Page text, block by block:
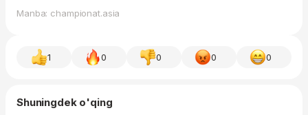
Manba: championat.asia
1 0 0 0 0
Shuningdek o'qing